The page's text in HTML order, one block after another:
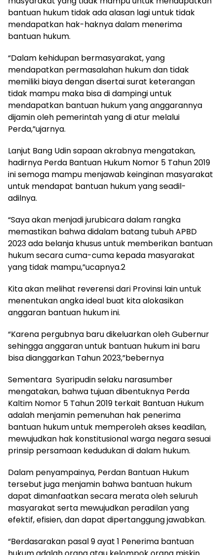
bantuan hukum tidak ada alasan lagi untuk tidak
mendapatkan hak-haknya dalam menerima
bantuan hukum.
“Dalam kehidupan bermasyarakat, yang
mendapatkan permasalahan hukum dan tidak
memiliki biaya dengan disertai surat keterangan
tidak mampu maka bisa di dampingi untuk
mendapatkan bantuan hukum yang anggarannya
dijamin oleh pemerintah yang di atur melalui
Perda,”ujarnya.
Lanjut Bang Udin sapaan akrabnya mengatakan,
hadirnya Perda Bantuan Hukum Nomor 5 Tahun 2019
ini semoga mampu menjawab keinginan masyarakat
untuk mendapat bantuan hukum yang seadil-
adilnya.
“Saya akan menjadi jurubicara dalam rangka
memastikan bahwa didalam batang tubuh APBD
2023 ada belanja khusus untuk memberikan bantuan
hukum secara cuma-cuma kepada masyarakat
yang tidak mampu,”ucapnya.2
Kita akan melihat reverensi dari Provinsi lain untuk
menentukan angka ideal buat kita alokasikan
anggaran bantuan hukum ini.
“Karena pergubnya baru dikeluarkan oleh Gubernur
sehingga anggaran untuk bantuan hukum ini baru
bisa dianggarkan Tahun 2023,”bebernya
Sementara Syaripudin selaku narasumber
mengatakan, bahwa tujuan dibentuknya Perda
Kaltim Nomor 5 Tahun 2019 terkait Bantuan Hukum
adalah menjamin pemenuhan hak penerima
bantuan hukum untuk memperoleh akses keadilan,
mewujudkan hak konstitusional warga negara sesuai
prinsip persamaan kedudukan di dalam hukum.
Dalam penyampainya, Perdan Bantuan Hukum
tersebut juga menjamin bahwa bantuan hukum
dapat dimanfaatkan secara merata oleh seluruh
masyarakat serta mewujudkan peradilan yang
efektif, efisien, dan dapat dipertanggung jawabkan.
“Berdasarakan pasal 9 ayat 1 Penerima bantuan